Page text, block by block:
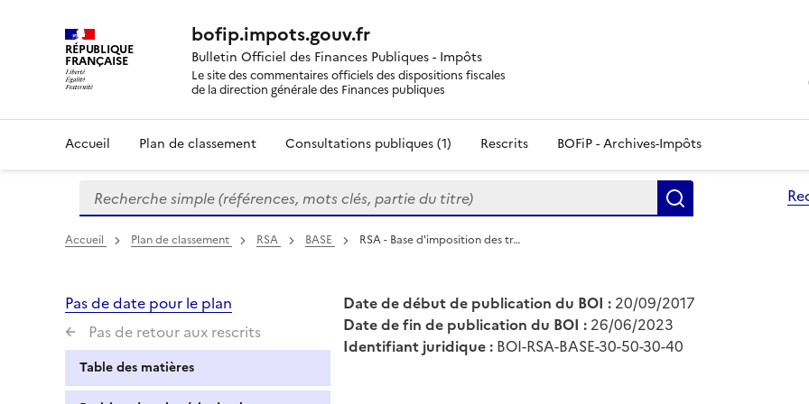
RÉPUBLIQUE
FRANÇAISE
bofip.impots.gouv.fr
Bulletin Officiel des Finances Publiques - Impôts
Le site des commentaires officiels des dispositions fiscales
de la direction générale des Finances publiques
Accueil Plan de classement Consultations publiques (1) Rescrits BOFiP - Archives-Impôts
Formulaire
de
recherche
Recherche simple (références, mots clés, partie du titre)
Accueil Plan de classement RSA BASE RSA - Base d'imposition des tr…
Pas de date pour le plan
Pas de retour aux rescrits
Table des matières
Date de début de publication du BOI : 20/09/2017
Date de fin de publication du BOI : 26/06/2023
Identifiant juridique : BOI-RSA-BASE-30-50-30-40